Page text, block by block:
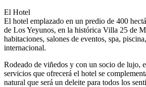
El Hotel
El hotel emplazado en un predio de 400
de Los Yeyunos, en la histórica Villa 25 de
habitaciones, salones de eventos, spa,
internacional.
Rodeado de viñedos y con un socio de lujo,
servicios que ofrecerá el hotel se
natural que será un deleite para todos los